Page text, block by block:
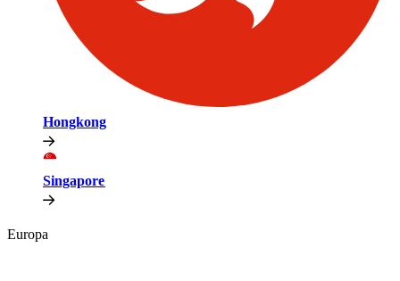
Hongkong​​
Singapore​​
Europa​​